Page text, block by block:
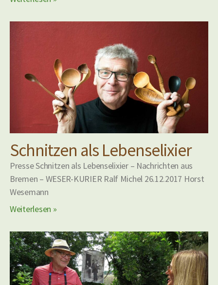
Schnitzen als Lebenselixier
Presse Schnitzen als Lebenselixier – Nachrichten aus
Bremen – WESER-KURIER Ralf Michel 26.12.2017 Horst
Wesemann
Weiterlesen »